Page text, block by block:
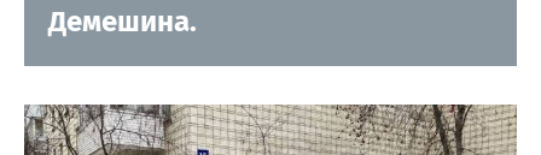
Демешина.